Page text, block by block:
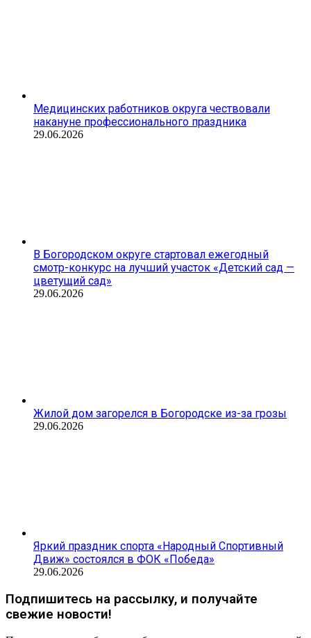
Медицинских работников округа чествовали
накануне профессионального праздника
29.06.2026
В Богородском округе стартовал ежегодный
смотр-конкурс на лучший участок «Детский сад —
цветущий сад»
29.06.2026
Жилой дом загорелся в Богородске из-за грозы
29.06.2026
Яркий праздник спорта «Народный Спортивный
Движ» состоялся в ФОК «Победа»
29.06.2026
Подпишитесь на рассылку, и получайте
свежие новости!